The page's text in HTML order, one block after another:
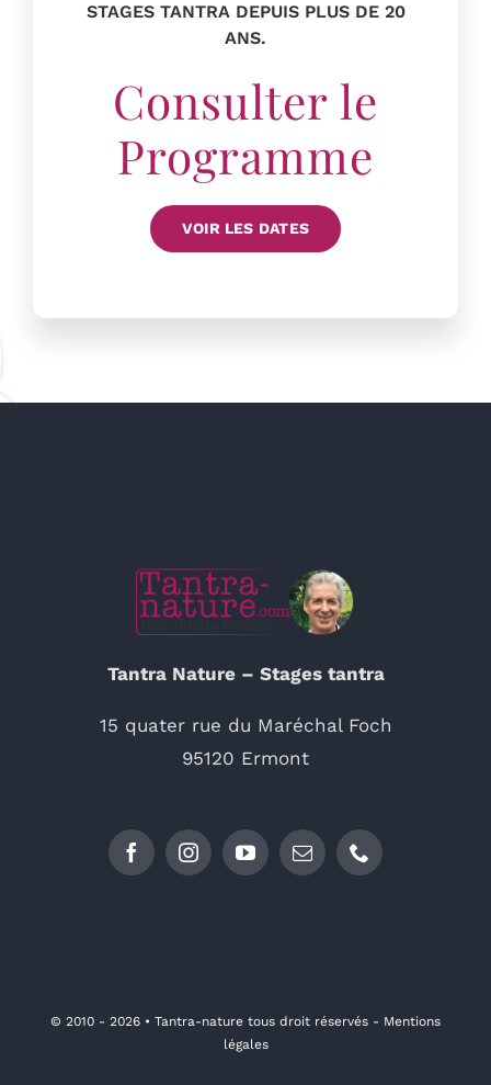
STAGES TANTRA DEPUIS PLUS DE 20
ANS.
Consulter le
Programme
VOIR LES DATES
Tantra Nature – Stages tantra
15 quater rue du Maréchal Foch
95120 Ermont
© 2010 - 2026 • Tantra-nature tous droit réservés - Mentions
légales